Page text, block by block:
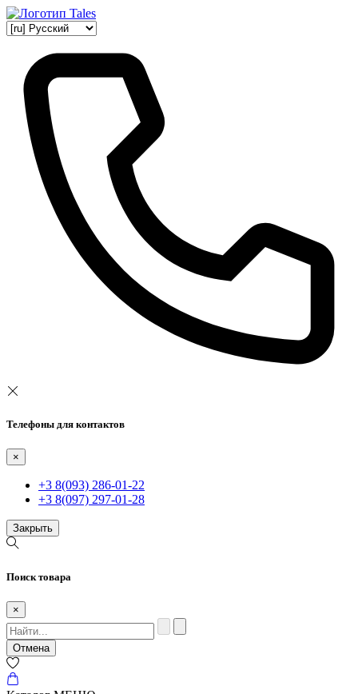
Телефоны для контактов
×
+3 8(093) 286-01-22
+3 8(097) 297-01-28
Закрыть
Поиск товара
×
Отмена